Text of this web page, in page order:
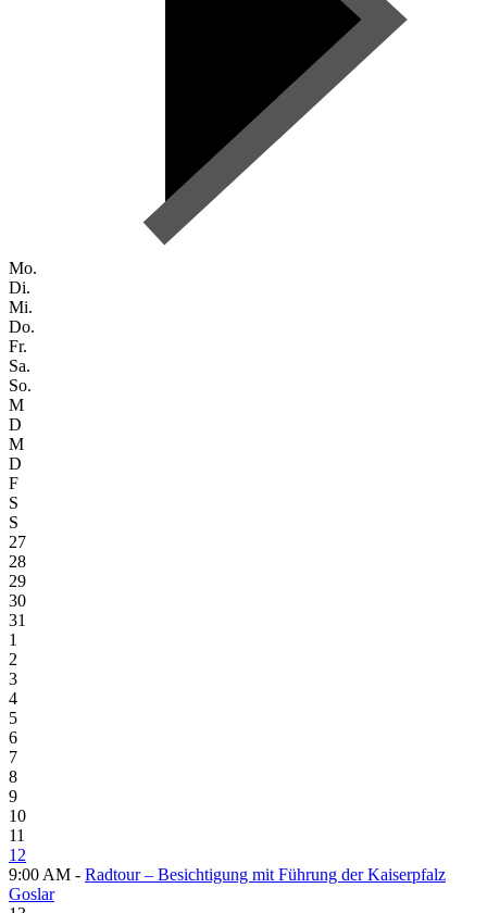
Mo.
Di.
Mi.
Do.
Fr.
Sa.
So.
M
D
M
D
F
S
S
27
28
29
30
31
1
2
3
4
5
6
7
8
9
10
11
12
9:00 AM - Radtour – Besichtigung mit Führung der Kaiserpfalz
Goslar